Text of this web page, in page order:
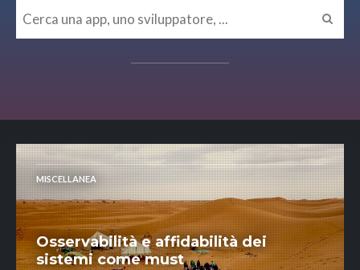
MISCELLANEA
Osservabilità e affidabilità dei
sistemi come must